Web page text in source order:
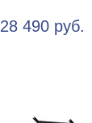
28 490 руб.